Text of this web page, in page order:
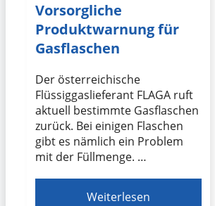
Vorsorgliche
Produktwarnung für
Gasflaschen
Der österreichische
Flüssiggaslieferant FLAGA ruft
aktuell bestimmte Gasflaschen
zurück. Bei einigen Flaschen
gibt es nämlich ein Problem
mit der Füllmenge. …
Weiterlesen